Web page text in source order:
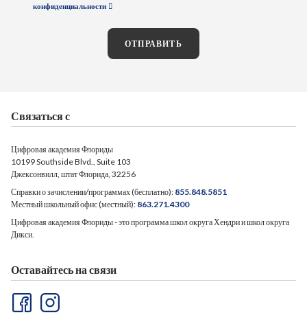
конфиденциальности
ОТПРАВИТЬ
Связаться с
Цифровая академия Флориды
10199 Southside Blvd., Suite 103
Джексонвилл, штат Флорида, 32256
Справки о зачислении/программах (бесплатно): 855.848.5851
Местный школьный офис (местный): 863.271.4300
Цифровая академия Флориды - это программа школ округа Хендри и школ округа
Дикси.
Оставайтесь на связи